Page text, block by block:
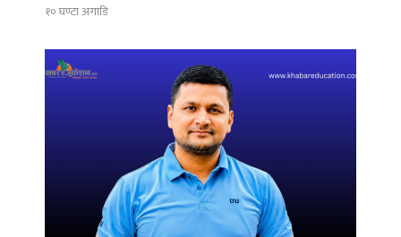
१० घण्टा अगाडि